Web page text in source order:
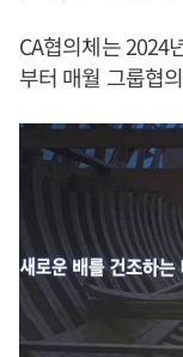
CA협의체는 2024
부터 매월 그룹협